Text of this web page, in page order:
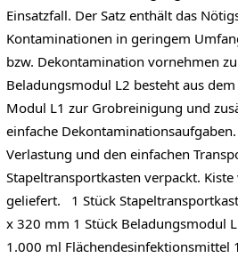
Einsatzfall. Der Satz enthält das
Kontaminationen in geringem
bzw. Dekontamination vornehmen
Beladungsmodul L2 besteht aus
Modul L1 zur Grobreinigung und
einfache
Verlastung und den einfachen
Stapeltransportkasten verpackt.
geliefert. 1 Stück
x 320 mm 1 Stück Beladungsmodul
1.000 ml Flächendesinfektionsmittel